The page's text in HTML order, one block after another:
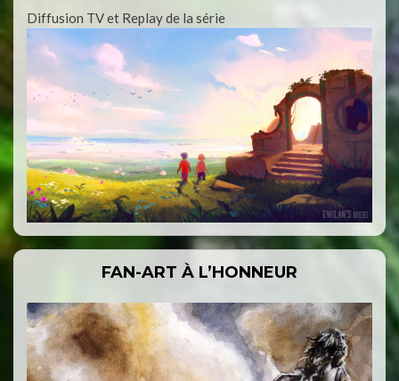
Diffusion TV et Replay de la série
FAN-ART À L’HONNEUR